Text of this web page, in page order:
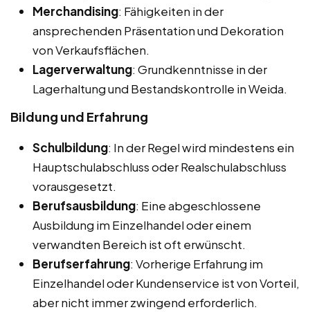
Merchandising: Fähigkeiten in der
ansprechenden Präsentation und Dekoration
von Verkaufsflächen.
Lagerverwaltung: Grundkenntnisse in der
Lagerhaltung und Bestandskontrolle in Weida.
Bildung und Erfahrung
Schulbildung: In der Regel wird mindestens ein
Hauptschulabschluss oder Realschulabschluss
vorausgesetzt.
Berufsausbildung: Eine abgeschlossene
Ausbildung im Einzelhandel oder einem
verwandten Bereich ist oft erwünscht.
Berufserfahrung: Vorherige Erfahrung im
Einzelhandel oder Kundenservice ist von Vorteil,
aber nicht immer zwingend erforderlich.